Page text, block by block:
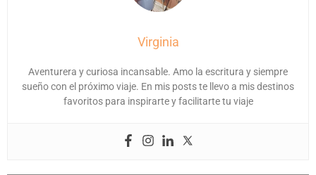
Virginia
Aventurera y curiosa incansable. Amo la escritura y siempre
sueño con el próximo viaje. En mis posts te llevo a mis destinos
favoritos para inspirarte y facilitarte tu viaje